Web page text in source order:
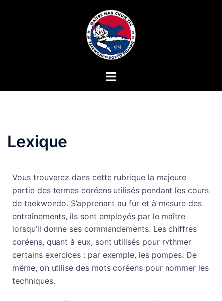
Lexique
Vous trouverez dans cette rubrique la majeure
partie des termes coréens utilisés pendant les cours
de taekwondo. S’apprenant au fur et à mesure des
entraînements, ils sont employés par le maître
lorsqu’il donne ses commandements. Les chiffres
coréens, quant à eux, sont utilisés pour rythmer
certains exercices : par exemple, les pompes. De
même, on utilise des mots coréens pour nommer les
techniques.